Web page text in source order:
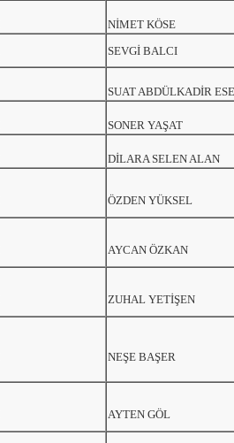
NİMET KÖSE
SEVGİ BALCI
SUAT ABDÜLKADİR
SONER YAŞAT
DİLARA SELEN ALAN
ÖZDEN YÜKSEL
AYCAN ÖZKAN
ZUHAL YETİŞEN
NEŞE BAŞER
AYTEN GÖL